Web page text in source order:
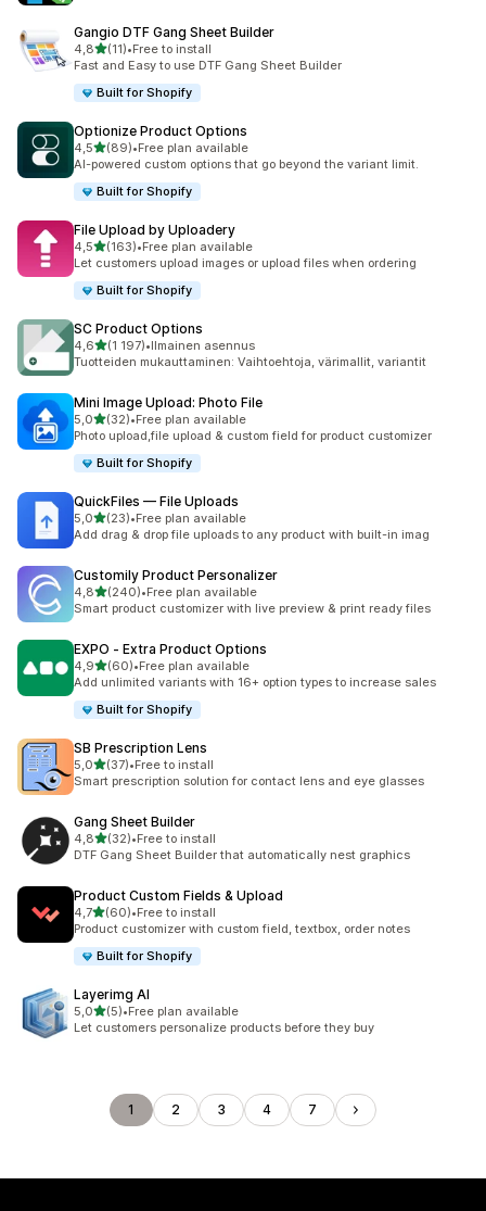
Gangio DTF Gang Sheet Builder
4,8/ 5 tähteä
(11)
11 arvostelua yhteensä
•Free to install
Fast and Easy to use DTF Gang Sheet Builder
Built for Shopify
Optionize Product Options
4,5/ 5 tähteä
(89)
89 arvostelua yhteensä
•Free plan available
AI-powered custom options that go beyond the variant limit.
Built for Shopify
File Upload by Uploadery
4,5/ 5 tähteä
(163)
163 arvostelua yhteensä
•Free plan available
Let customers upload images or upload files when ordering
Built for Shopify
SC Product Options
4,6/ 5 tähteä
(1 197)
1197 arvostelua yhteensä
•Ilmainen asennus
Tuotteiden mukauttaminen: Vaihtoehtoja, värimallit, variantit
Mini Image Upload: Photo File
5,0/ 5 tähteä
(32)
32 arvostelua yhteensä
•Free plan available
Photo upload,file upload & custom field for product customizer
Built for Shopify
QuickFiles — File Uploads
5,0/ 5 tähteä
(23)
23 arvostelua yhteensä
•Free plan available
Add drag & drop file uploads to any product with built-in imag
Customily Product Personalizer
4,8/ 5 tähteä
(240)
240 arvostelua yhteensä
•Free plan available
Smart product customizer with live preview & print ready files
EXPO ‑ Extra Product Options
4,9/ 5 tähteä
(60)
60 arvostelua yhteensä
•Free plan available
Add unlimited variants with 16+ option types to increase sales
Built for Shopify
SB Prescription Lens
5,0/ 5 tähteä
(37)
37 arvostelua yhteensä
•Free to install
Smart prescription solution for contact lens and eye glasses
Gang Sheet Builder
4,8/ 5 tähteä
(32)
32 arvostelua yhteensä
•Free to install
DTF Gang Sheet Builder that automatically nest graphics
Product Custom Fields & Upload
4,7/ 5 tähteä
(60)
60 arvostelua yhteensä
•Free to install
Product customizer with custom field, textbox, order notes
Built for Shopify
Layerimg AI
5,0/ 5 tähteä
(5)
5 arvostelua yhteensä
•Free plan available
Let customers personalize products before they buy
1 2 3 4 7